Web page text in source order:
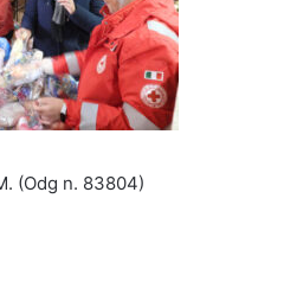
(Odg n. 83804)